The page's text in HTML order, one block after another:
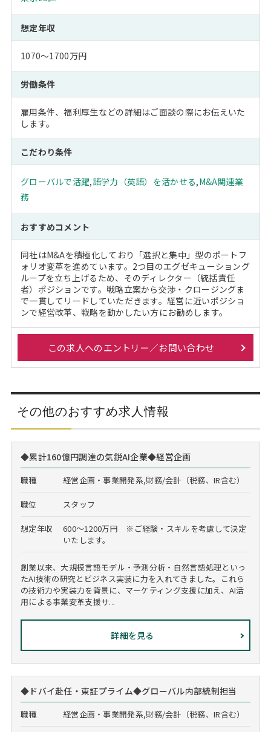
想定年収
1070～1700万円
労働条件
雇用条件、福利厚生などの詳細はご面談の際にお伝えいた
します。
こだわり条件
グローバルで活躍,語学力（英語）を活かせる,M&A関連業
務
おすすめコメント
同社はM&Aを積極化しており「選択と集中」型のポートフ
ォリオ変革を進めています。2つ目のエグゼキューショング
ループを立ち上げるため、そのディレクター（統括責任
者）ポジションです。戦略立案から交渉・クロージングま
で一貫してリードしていただきます。経営に近いポジショ
ンで経営改革、戦略を動かしたい方にお勧めします。
この求人へのエントリー／お問い合わせ
その他のおすすめ求人情報
◆累計160億円調達の気鋭AI企業◆経営企画
職種 経営企画・事業開発系,財務/会計（税務、IR含む）
職位 スタッフ
想定年収
600～1200万円 ※ご経験・スキルを考慮して決定
いたします。
創業以来、大規模言語モデル・予測分析・自然言語処理といっ
たAI技術の研究とビジネス実装に力を入れてきました。これら
の技術力や実装力を背景に、マーケティング支援に加え、AI活
用による事業変革支援サ...
詳細を見る
◆ドバイ赴任・東証プライム◆グローバル内部統制担当
職種 経営企画・事業開発系,財務/会計（税務、IR含む）